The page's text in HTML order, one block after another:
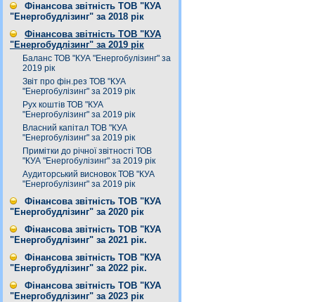
Фінансова звітність ТОВ "КУА
"Енергобудлізинг" за 2018 рік
Фінансова звітність ТОВ "КУА
"Енергобудлізинг" за 2019 рік
Баланс ТОВ "КУА "Енергобулізинг" за
2019 рік
Звіт про фін.рез ТОВ "КУА
"Енергобулізинг" за 2019 рік
Рух коштів ТОВ "КУА
"Енергобулізинг" за 2019 рік
Власний капітал ТОВ "КУА
"Енергобулізинг" за 2019 рік
Примітки до річної звітності ТОВ
"КУА "Енергобулізинг" за 2019 рік
Аудиторський висновок ТОВ "КУА
"Енергобулізинг" за 2019 рік
Фінансова звітність ТОВ "КУА
"Енергобудлізинг" за 2020 рік
Фінансова звітність ТОВ "КУА
"Енергобудлізинг" за 2021 рік.
Фінансова звітність ТОВ "КУА
"Енергобудлізинг" за 2022 рік.
Фінансова звітність ТОВ "КУА
"Енергобудлізинг" за 2023 рік